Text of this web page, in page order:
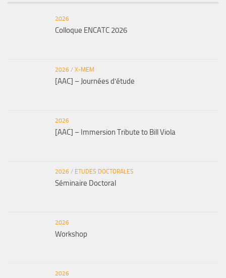
2026
Colloque ENCATC 2026
2026 / X-MEM
[AAC] – Journées d’étude
2026
[AAC] – Immersion Tribute to Bill Viola
2026 / ETUDES DOCTORALES
Séminaire Doctoral
2026
Workshop
2026